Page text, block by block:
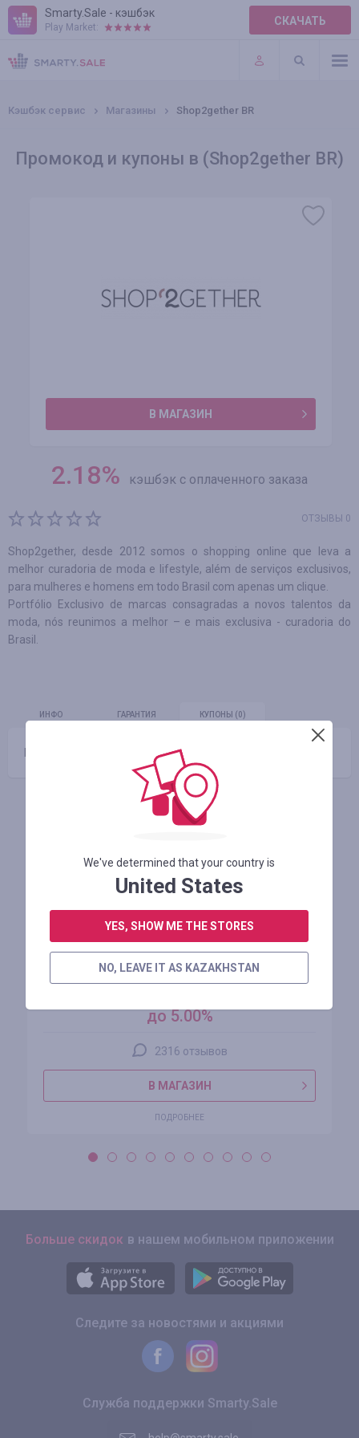
Smarty.Sale - кэшбэк
Play Market: СКАЧАТЬ
ПРАВИЛА
ПЛАГИНЫ
Кэшбэк сервис Магазины Shop2gether BR
Промокод и купоны в (Shop2gether BR)
В МАГАЗИН
2.18% кэшбэк с оплаченного заказа
ОТЗЫВЫ 0
Shop2gether, desde 2012 somos o shopping online que leva a
melhor curadoria de moda e lifestyle, além de serviços exclusivos,
para mulheres e homens em todo Brasil com apenas um clique.
Portfólio Exclusivo de marcas consagradas a novos talentos da
moda, nós reunimos a melhor – e mais exclusiva - curadoria do
Brasil.
ИНФО ГАРАНТИЯ КУПОНЫ (0)
Похожие магазины
AliExpress
до 5.00%
2316 отзывов
В МАГАЗИН
ПОДРОБНЕЕ
Больше скидок в нашем мобильном приложении
Следите за новостями и акциями
Служба поддержки Smarty.Sale
We've determined that your country is
United States
YES, SHOW ME THE STORES
NO, LEAVE IT AS KAZAKHSTAN